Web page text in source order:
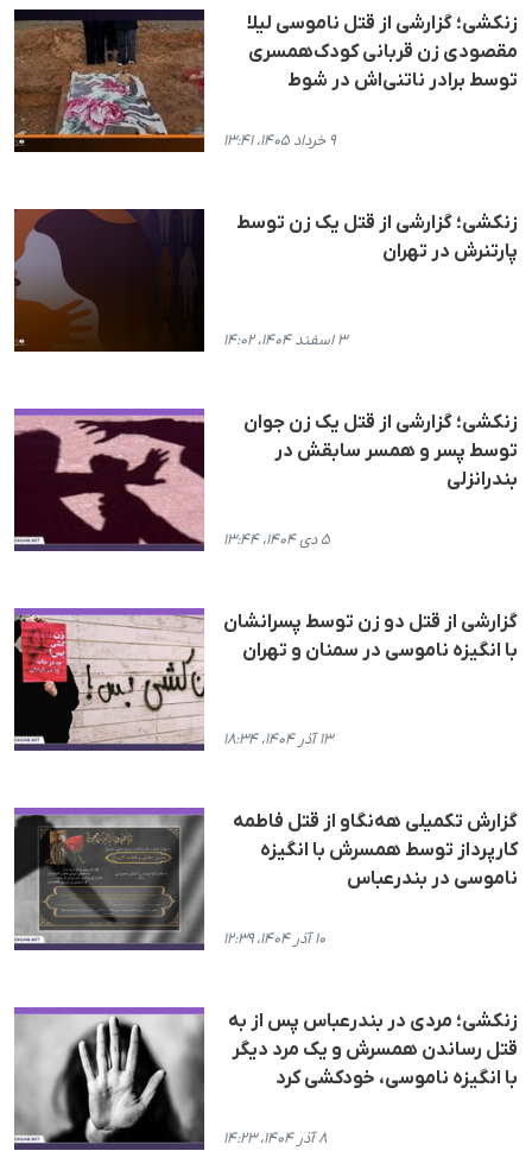
زنکشی؛ گزارشی از قتل ناموسی لیلا
مقصودی زن قربانی کودک‌همسری
توسط برادر ناتنی‌اش در شوط
۹ خرداد ۱۴۰۵، ۱۳:۴۱
زنکشی؛ گزارشی از قتل یک زن توسط
پارتنرش در تهران
۳ اسفند ۱۴۰۴، ۱۴:۰۲
زنکشی؛ گزارشی از قتل یک زن جوان
توسط پسر و همسر سابقش در
بندرانزلی
۵ دی ۱۴۰۴، ۱۳:۴۴
گزارشی از قتل دو زن توسط پسرانشان
با انگیزە ناموسی در سمنان و تهران
۱۳ آذر ۱۴۰۴، ۱۸:۳۴
گزارش تکمیلی هه‌نگاو از قتل فاطمە
کارپرداز توسط همسرش با انگیزە
ناموسی در بندرعباس
۱۰ آذر ۱۴۰۴، ۱۲:۳۹
زنکشی؛ مردی در بندرعباس پس از بە
قتل رساندن همسرش و یک مرد دیگر
با انگیزه ناموسی، خودکشی کرد
۸ آذر ۱۴۰۴، ۱۴:۲۳